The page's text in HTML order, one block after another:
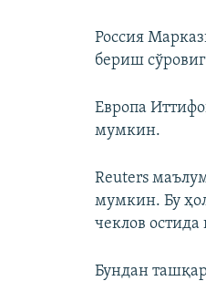
Россия
бериш
Европа
мумкин.
Reuters
мумкин. Бу
чеклов остида
Бундан